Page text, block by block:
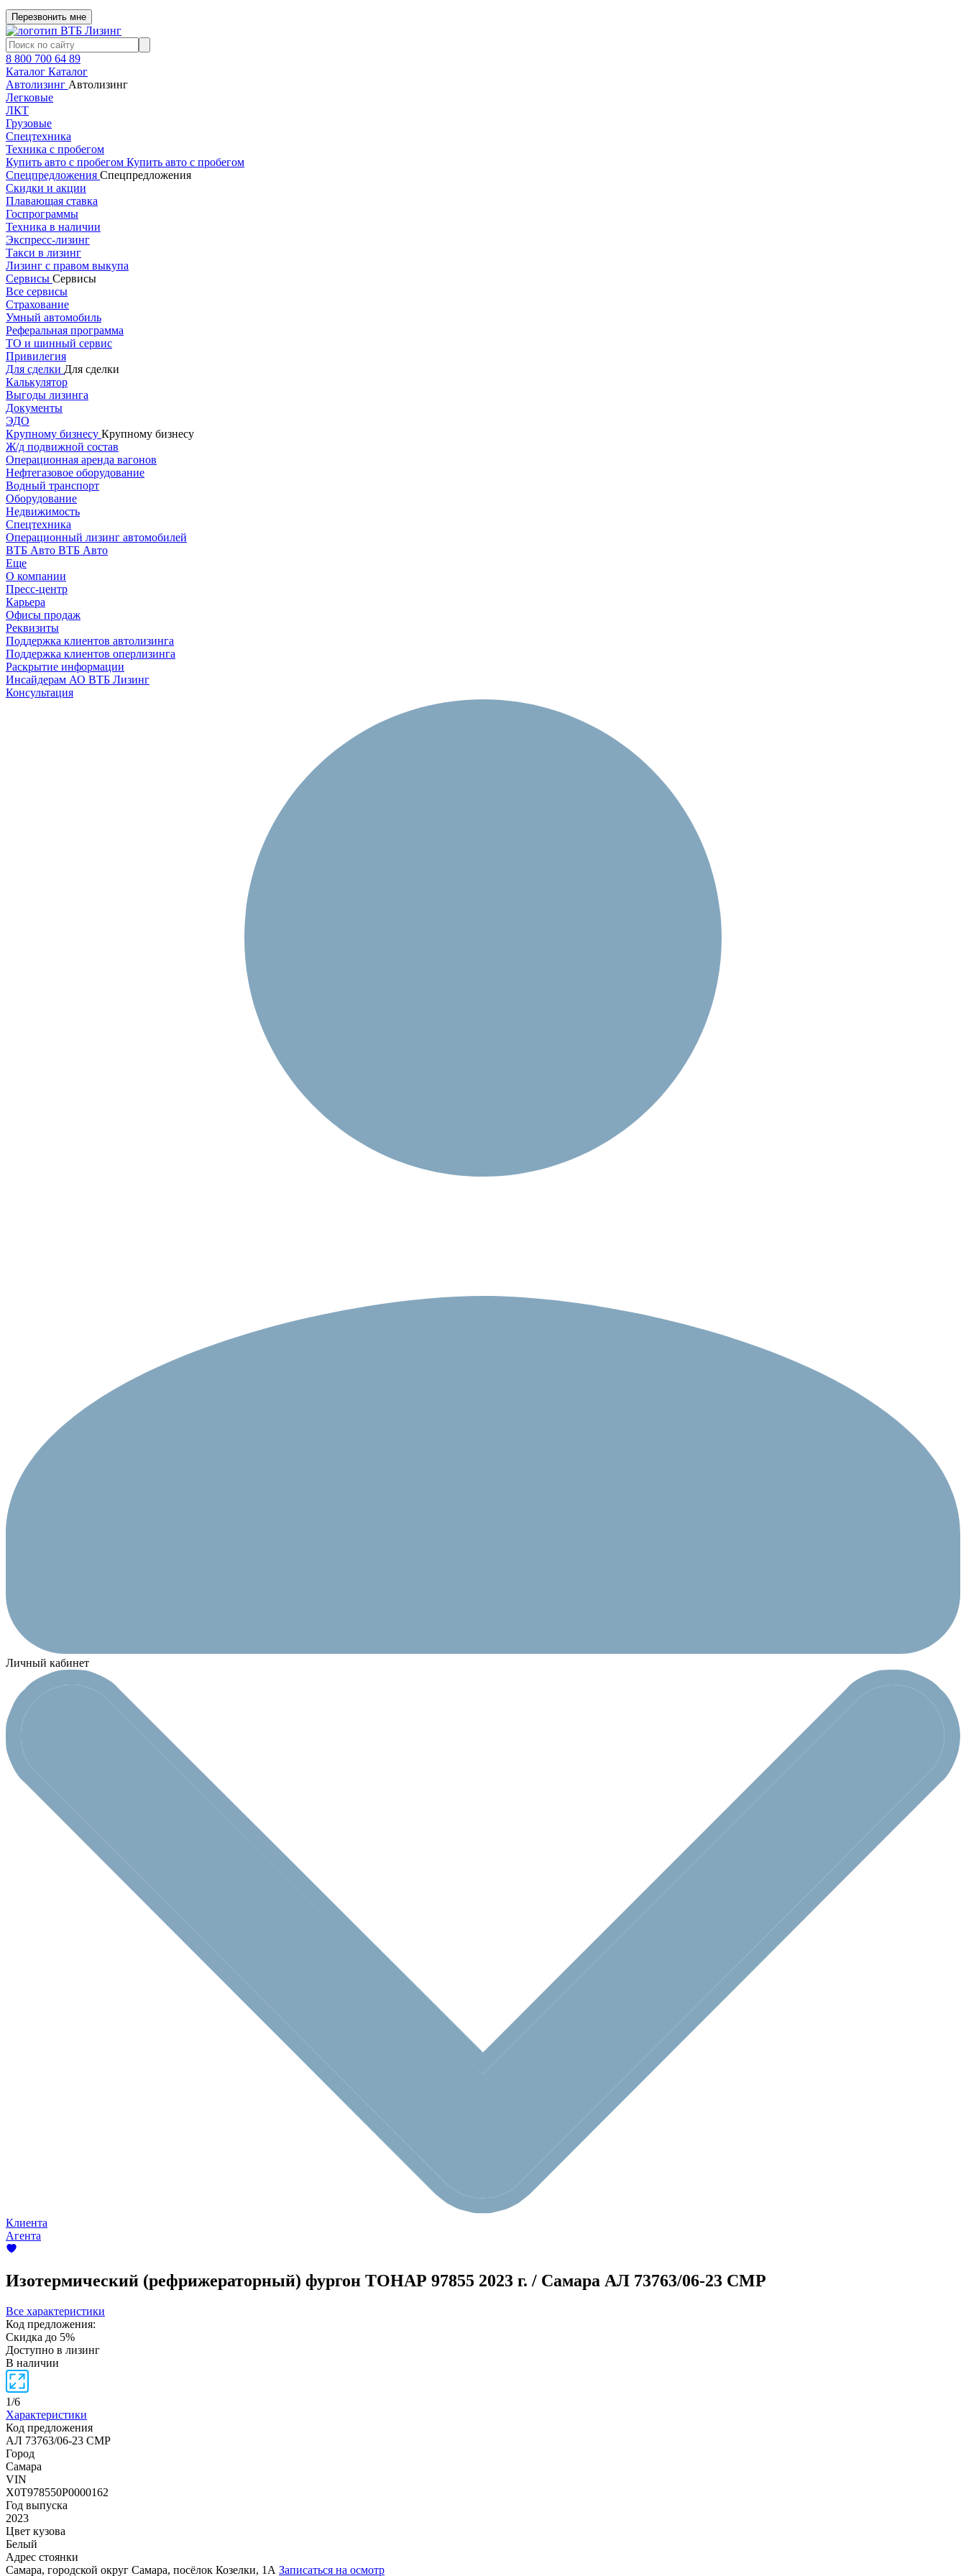
Перезвонить мне
8 800 700 64 89
Каталог Каталог
Автолизинг Автолизинг
Легковые
ЛКТ
Грузовые
Спецтехника
Техника с пробегом
Купить авто с пробегом Купить авто с пробегом
Спецпредложения Спецпредложения
Скидки и акции
Плавающая ставка
Госпрограммы
Техника в наличии
Экспресс-лизинг
Такси в лизинг
Лизинг с правом выкупа
Сервисы Сервисы
Все сервисы
Страхование
Умный автомобиль
Реферальная программа
ТО и шинный сервис
Привилегия
Для сделки Для сделки
Калькулятор
Выгоды лизинга
Документы
ЭДО
Крупному бизнесу Крупному бизнесу
Ж/д подвижной состав
Операционная аренда вагонов
Нефтегазовое оборудование
Водный транспорт
Оборудование
Недвижимость
Спецтехника
Операционный лизинг автомобилей
ВТБ Авто ВТБ Авто
Еще
О компании
Пресс-центр
Карьера
Офисы продаж
Реквизиты
Поддержка клиентов автолизинга
Поддержка клиентов оперлизинга
Раскрытие информации
Инсайдерам АО ВТБ Лизинг
Консультация
Личный кабинет
Клиента
Агента
Изотермический (рефрижераторный) фургон ТОНАР 97855 2023 г. / Самара АЛ 73763/06-23 СМР
Все характеристики
Код предложения:
Скидка до 5%
Доступно в лизинг
В наличии
1/6
Характеристики
Код предложения
АЛ 73763/06-23 СМР
Город
Самара
VIN
X0T978550P0000162
Год выпуска
2023
Цвет кузова
Белый
Адрес стоянки
Самара, городской округ Самара, посёлок Козелки, 1А Записаться на осмотр